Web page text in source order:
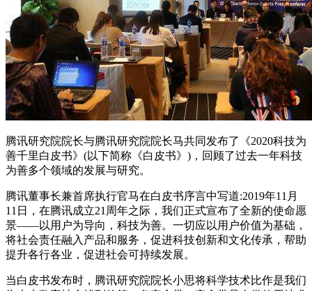
腾讯研究院院长与腾讯研究院院长马共同发布了《2020科技为
善千里白皮书》(以下简称《白皮书》)，回顾了过去一年科技
为善多个领域的发展与研究。
腾讯董事长兼首席执行官马在白皮书序言中写道:2019年11月
11日，在腾讯成立21周年之际，我们正式宣布了全新的使命愿
景——以用户为导向，科技为善。一切应以用户价值为基础，
将社会责任融入产品和服务，促进科技创新和文化传承，帮助
提升各行各业，促进社会可持续发展。
当白皮书发布时，腾讯研究院院长小思将科学技术比作是我们